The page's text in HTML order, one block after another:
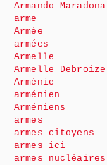
Armando Maradona
arme
Armée
armées
Armelle
Armelle Debroize
Arménie
arménien
Arméniens
armes
armes citoyens
armes ici
armes nucléaires